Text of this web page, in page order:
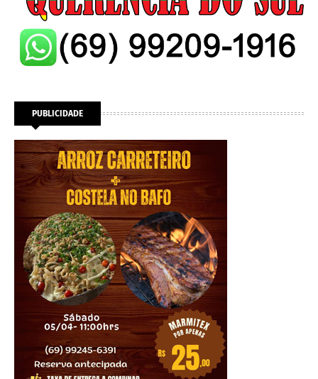
PUBLICIDADE